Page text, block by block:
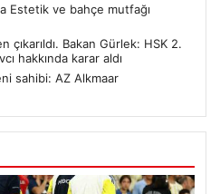
Estetik ve bahçe mutfağı
çıkarıldı. Bakan Gürlek: HSK 2.
hakkında karar aldı
sahibi: AZ Alkmaar